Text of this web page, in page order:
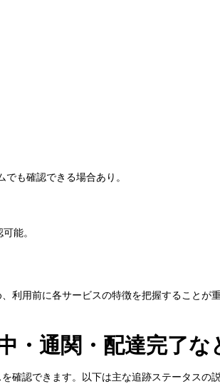
も確認できる場合あり。
能。
利用前に各サービスの特徴を把握することが重
通関・配達完了な
確認できます。以下は主な追跡ステータスの説